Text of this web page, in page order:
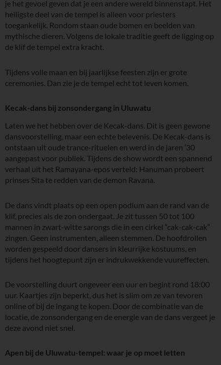
je het gevoel geven dat je een andere wereld binnenstapt. Het
heiligste deel van de tempel is alleen voor priesters
toegankelijk. Rondom staan oude bomen en beelden van
mythische dieren. Volgens de lokale traditie geeft de ligging op
de klif de tempel extra kracht.
Tijdens volle maan en bij jaarlijkse feesten zijn er grote
ceremonies. Dan zie je de tempel echt tot leven komen.
Kecak-dans bij zonsondergang in Uluwatu
Laten we het hebben over de Kecak-dans. Dit is geen gewone
dansvoorstelling, maar een echte belevenis. De Kecak-dans is
ontstaan uit oude trance-rituelen en werd in de jaren ’30
aangepast voor publiek. Tijdens de show wordt een spannend
verhaal uit het Ramayana-epos verteld: Hanuman probeert
prinses Sita te redden van de demon Ravana.
De dans vindt plaats op een open podium aan de rand van de
klif, precies als de zon ondergaat. Je zit tussen 50 tot 100
mannen in zwart-witte sarongs die in een cirkel “cak-cak-cak”
zingen. Geen instrumenten, alleen stemmen. De hoofdrollen
worden gespeeld door dansers in kleurrijke kostuums, en
tijdens het hoogtepunt zijn er indrukwekkende vuureffecten.
De voorstelling duurt ongeveer een uur en begint rond 18:00
uur. Kaartjes zijn beperkt, dus het is slim om ze van tevoren
online of bij de ingang te kopen. Door de combinatie van de
locatie, de zonsondergang en de energie van de dans vergeet je
deze avond niet snel.
Apen bij de Uluwatu-tempel: waar je op moet letten